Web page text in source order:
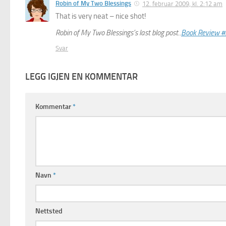
Robin of My Two Blessings 12. februar 2009, kl. 2:12 am
That is very neat – nice shot!
Robin of My Two Blessings’s last blog post.. Book Review
Svar
LEGG IGJEN EN KOMMENTAR
Kommentar*
Navn *
Nettsted